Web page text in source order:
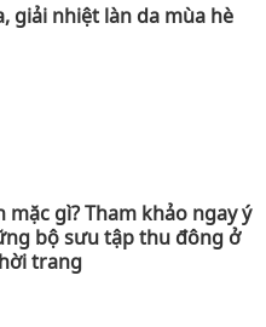
giải nhiệt làn da mùa hè
mặc gì? Tham khảo ngay ý
bộ sưu tập thu đông ở
trang